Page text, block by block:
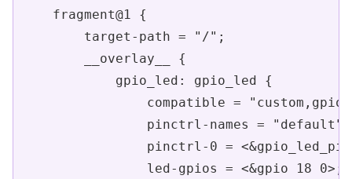
    fragment@1 {
        target-path = "/";
        __overlay__ {
            gpio_led: gpio_led {
compatible =
                pinctrl-names = "default";
pinctrl-0 =
                led-gpios = <&gpio 18 0>;